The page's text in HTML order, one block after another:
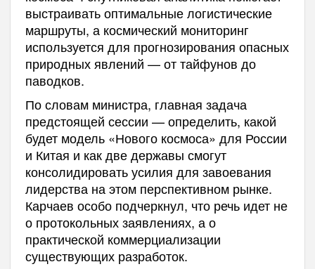
выстраивать оптимальные логистические
маршруты, а космический мониторинг
используется для прогнозирования опасных
природных явлений — от тайфунов до
паводков.
По словам министра, главная задача
предстоящей сессии — определить, какой
будет модель «Нового космоса» для России
и Китая и как две державы смогут
консолидировать усилия для завоевания
лидерства на этом перспективном рынке.
Карчаев особо подчеркнул, что речь идет не
о протокольных заявлениях, а о
практической коммерциализации
существующих разработок.